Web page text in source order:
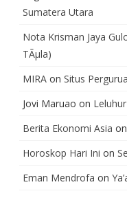
Sumatera Utara
Nota Krisman Jaya
TÃµla)
MIRA on Situs
Jovi Maruao on
Berita Ekonomi Asia on
Horoskop Hari Ini on
Eman Mendrofa on